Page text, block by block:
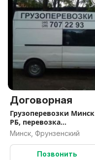
Договорная
Грузоперевозки Минск
РБ, перевозка
мотохники,
перемещение груза с
таможни, склада,вывоз
Минск, Фрунзенский
Позвонить